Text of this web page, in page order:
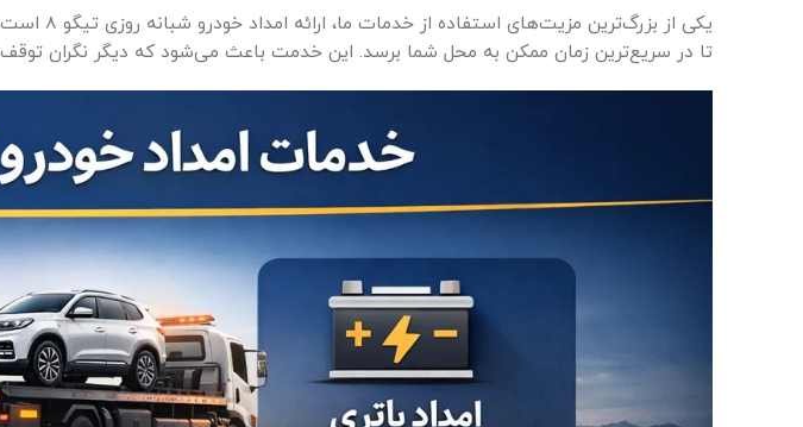
یکی از
تا در سریع‌ترین زمان ممکن به محل شما برسد. این خدمت باعث می‌شود که دیگر نگران توقف